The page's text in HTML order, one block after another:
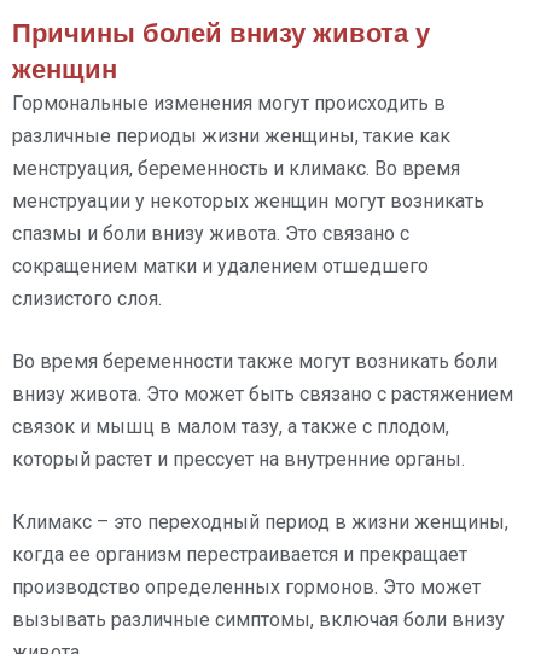
Причины болей внизу живота у
женщин
Гормональные изменения могут происходить в
различные периоды жизни женщины, такие как
менструация, беременность и климакс. Во время
менструации у некоторых женщин могут возникать
спазмы и боли внизу живота. Это связано с
сокращением матки и удалением отшедшего
слизистого слоя.
Во время беременности также могут возникать боли
внизу живота. Это может быть связано с растяжением
связок и мышц в малом тазу, а также с плодом,
который растет и прессует на внутренние органы.
Климакс – это переходный период в жизни женщины,
когда ее организм перестраивается и прекращает
производство определенных гормонов. Это может
вызывать различные симптомы, включая боли внизу